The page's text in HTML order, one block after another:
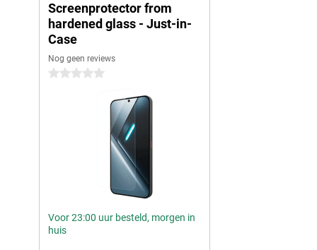
Screenprotector from
hardened glass - Just-in-
Case
Nog geen reviews
0 sterren
Voor 23:00 uur besteld, morgen in
huis